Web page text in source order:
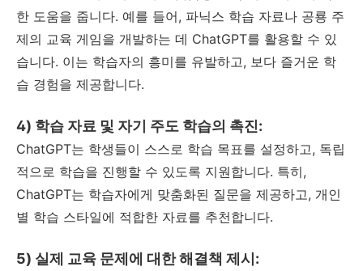
한 도움을 줍니다. 예를 들어, 파닉스 학습 자료나 공룡 주
제의 교육 게임을 개발하는 데 ChatGPT를 활용할 수 있
습니다. 이는 학습자의 흥미를 유발하고, 보다 즐거운 학
습 경험을 제공합니다.
4) 학습 자료 및 자기 주도 학습의 촉진:
ChatGPT는 학생들이 스스로 학습 목표를 설정하고, 독립
적으로 학습을 진행할 수 있도록 지원합니다. 특히,
ChatGPT는 학습자에게 맞춤화된 질문을 제공하고, 개인
별 학습 스타일에 적합한 자료를 추천합니다.
5) 실제 교육 문제에 대한 해결책 제시: